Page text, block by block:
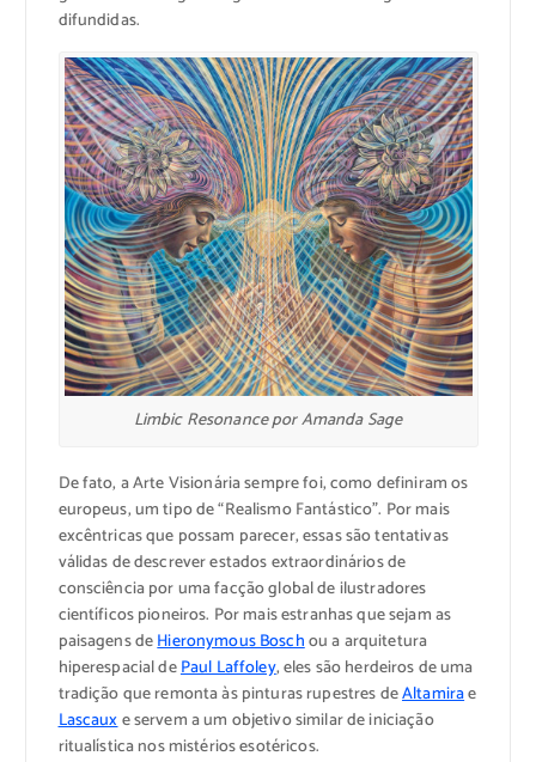
difundidas.
Limbic Resonance por Amanda Sage
De fato, a Arte Visionária sempre foi, como definiram os
europeus, um tipo de “Realismo Fantástico”. Por mais
excêntricas que possam parecer, essas são tentativas
válidas de descrever estados extraordinários de
consciência por uma facção global de ilustradores
científicos pioneiros. Por mais estranhas que sejam as
paisagens deHieronymous Boschou a arquitetura
hiperespacial dePaul Laffoley, eles são herdeiros de uma
tradição que remonta às pinturas rupestres deAltamirae
Lascauxe servem a um objetivo similar de iniciação
ritualística nos mistérios esotéricos.